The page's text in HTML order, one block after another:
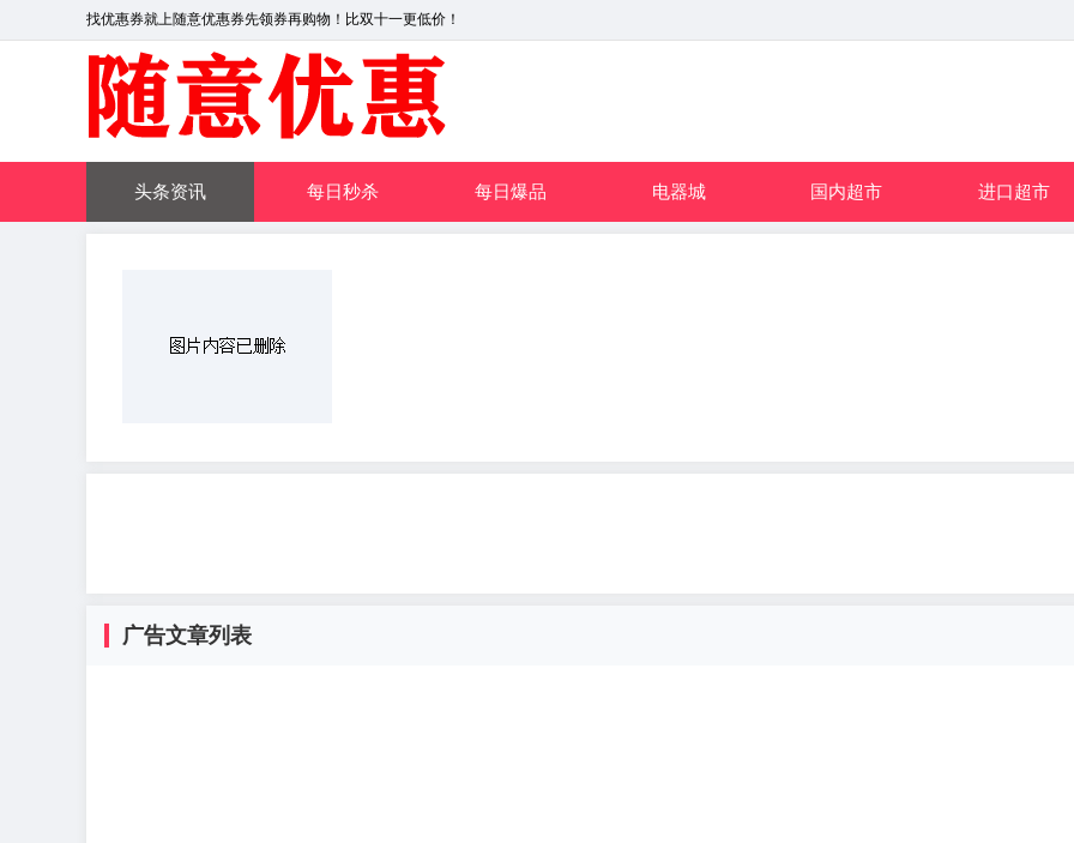
找优惠券就上随意优惠券先领券再购物！比双十一更低价！
头条资讯 每日秒杀 每日爆品 电器城 国内超市 进口超市
广告文章列表